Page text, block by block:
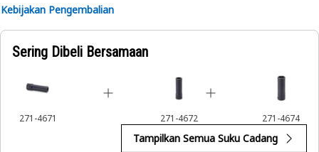
Kebijakan Pengembalian
Sering Dibeli Bersamaan
271-4671 271-4672 271-4674
Tampilkan Semua Suku Cadang